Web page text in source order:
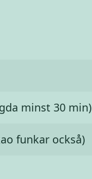
minst 30 min)
funkar också)